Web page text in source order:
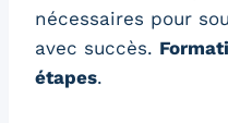
nécessaires pour
avec succès.
étapes.